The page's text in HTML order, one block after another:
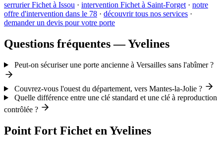
serrurier Fichet à Issou · intervention Fichet à Saint-Forget · notre
offre d'intervention dans le 78 · découvrir tous nos services ·
demander un devis pour votre porte
Questions fréquentes — Yvelines
Peut-on sécuriser une porte ancienne à Versailles sans l'abîmer ?
Couvrez-vous l'ouest du département, vers Mantes-la-Jolie ?
Quelle différence entre une clé standard et une clé à reproduction
contrôlée ?
Point Fort Fichet en Yvelines